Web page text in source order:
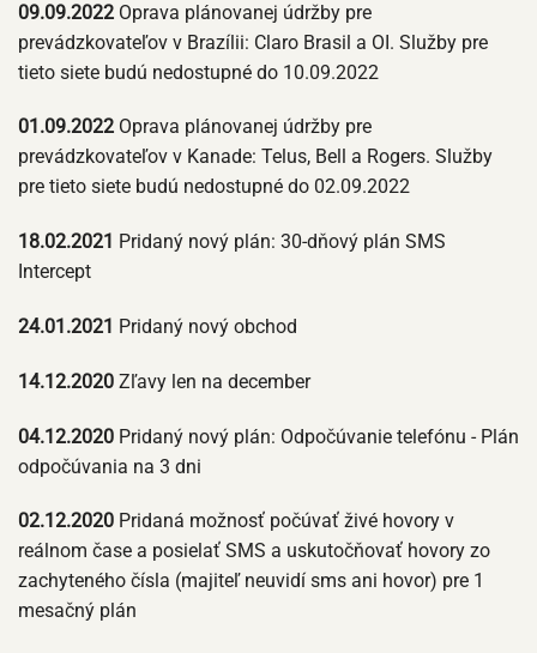
09.09.2022 Oprava plánovanej údržby pre
prevádzkovateľov v Brazílii: Claro Brasil a OI. Služby pre
tieto siete budú nedostupné do 10.09.2022
01.09.2022 Oprava plánovanej údržby pre
prevádzkovateľov v Kanade: Telus, Bell a Rogers. Služby
pre tieto siete budú nedostupné do 02.09.2022
18.02.2021 Pridaný nový plán: 30-dňový plán SMS
Intercept
24.01.2021 Pridaný nový obchod
14.12.2020 Zľavy len na december
04.12.2020 Pridaný nový plán: Odpočúvanie telefónu - Plán
odpočúvania na 3 dni
02.12.2020 Pridaná možnosť počúvať živé hovory v
reálnom čase a posielať SMS a uskutočňovať hovory zo
zachyteného čísla (majiteľ neuvidí sms ani hovor) pre 1
mesačný plán